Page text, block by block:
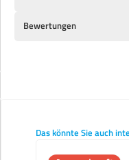
Bewertungen
Produktgalerie
Das könnte Sie auch